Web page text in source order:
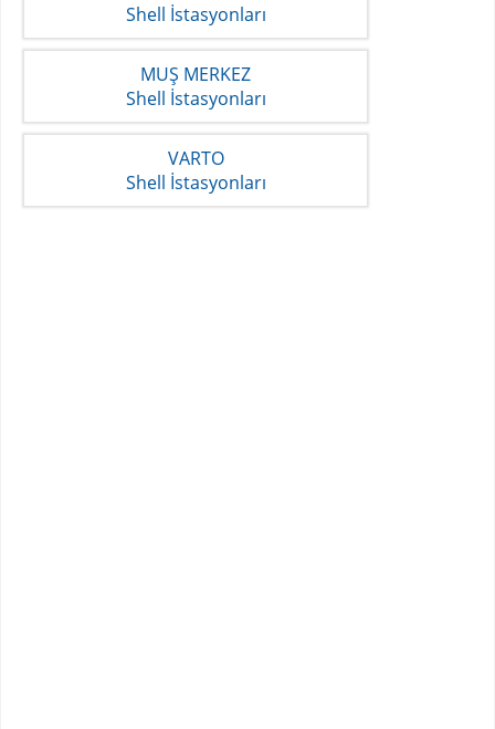
Shell İstasyonları
MUŞ MERKEZ
Shell İstasyonları
VARTO
Shell İstasyonları